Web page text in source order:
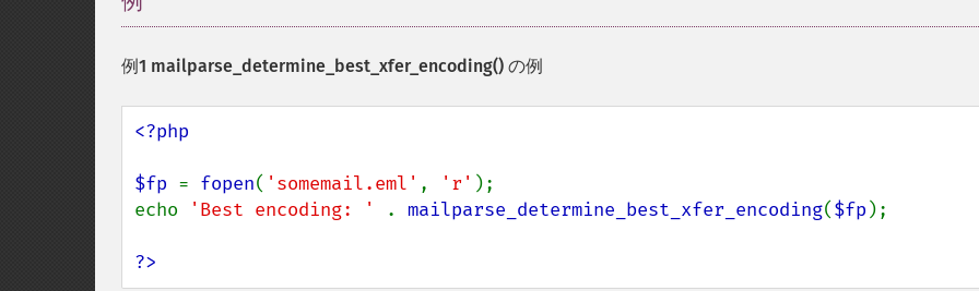
例1 mailparse_determine_best_xfer_encoding() の例
<?php
$fp = fopen( 'somemail.eml' , 'r' );
echo
'Best encoding: ' . mailparse_determine_best_xfer_encoding($fp );
?>